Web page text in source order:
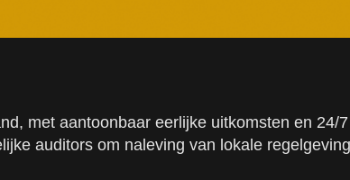
met aantoonbaar eerlijke uitkomsten en 24/
auditors om naleving van lokale